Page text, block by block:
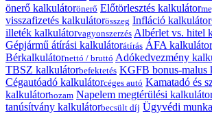
önerő kalkulátorönerő Előtörlesztés kalkulátor
visszafizetés kalkulátorösszeg Infláció kalkulátor
illeték kalkulátorvagyonszerzés Albérlet vs. hitel
Gépjármű átírási kalkulátorátírás ÁFA kalkulátor
Bérkalkulátornettó / bruttó Adókedvezmény
TBSZ kalkulátorbefektetés KGFB bonus-malus
Cégautóadó kalkulátorcéges autó Kamatadó és
kalkulátorhozam Napelem megtérülési
tanúsítvány kalkulátorbecsült díj Ügyvédi